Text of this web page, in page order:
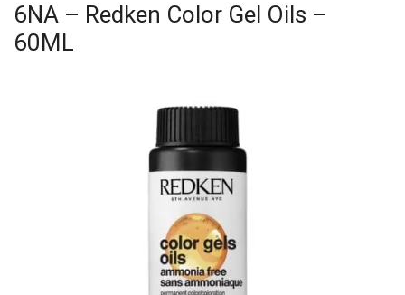
6NA – Redken Color Gel Oils –
60ML